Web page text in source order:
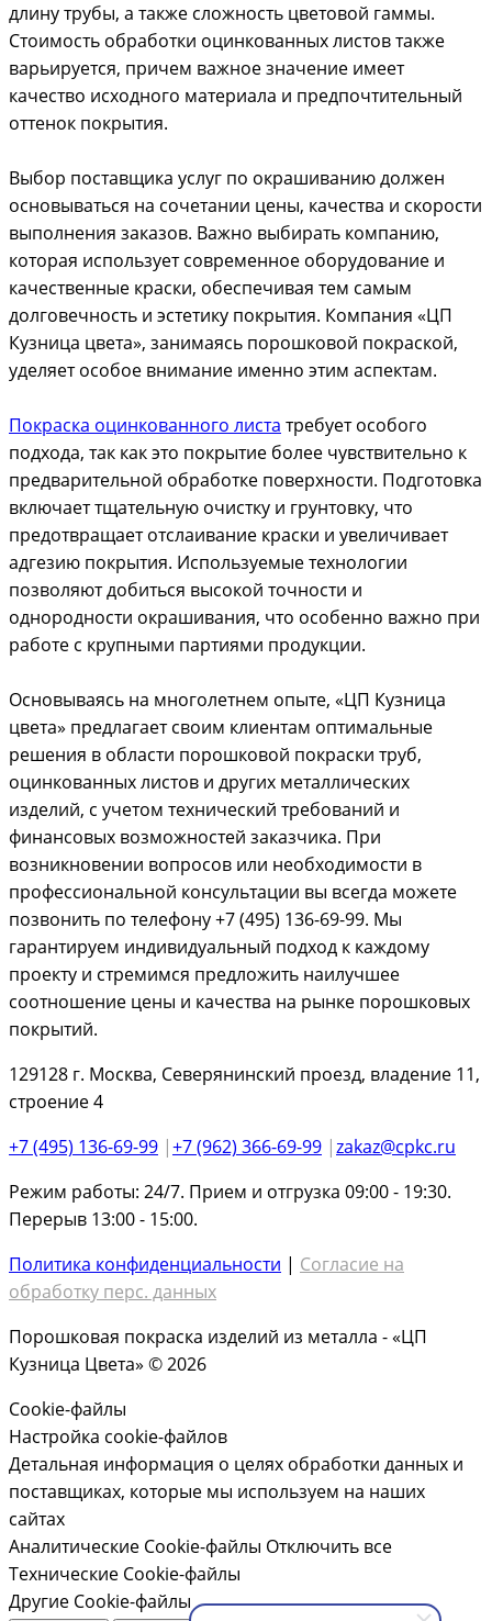
длину трубы, а также сложность цветовой гаммы.
Стоимость обработки оцинкованных листов также
варьируется, причем важное значение имеет
качество исходного материала и предпочтительный
оттенок покрытия.
Выбор поставщика услуг по окрашиванию должен
основываться на сочетании цены, качества и скорости
выполнения заказов. Важно выбирать компанию,
которая использует современное оборудование и
качественные краски, обеспечивая тем самым
долговечность и эстетику покрытия. Компания «ЦП
Кузница цвета», занимаясь порошковой покраской,
уделяет особое внимание именно этим аспектам.
Покраска оцинкованного листа требует особого
подхода, так как это покрытие более чувствительно к
предварительной обработке поверхности. Подготовка
включает тщательную очистку и грунтовку, что
предотвращает отслаивание краски и увеличивает
адгезию покрытия. Используемые технологии
позволяют добиться высокой точности и
однородности окрашивания, что особенно важно при
работе с крупными партиями продукции.
Основываясь на многолетнем опыте, «ЦП Кузница
цвета» предлагает своим клиентам оптимальные
решения в области порошковой покраски труб,
оцинкованных листов и других металлических
изделий, с учетом технический требований и
финансовых возможностей заказчика. При
возникновении вопросов или необходимости в
профессиональной консультации вы всегда можете
позвонить по телефону +7 (495) 136-69-99. Мы
гарантируем индивидуальный подход к каждому
проекту и стремимся предложить наилучшее
соотношение цены и качества на рынке порошковых
покрытий.
129128 г. Москва, Северянинский проезд, владение 11,
строение 4
+7 (495) 136-69-99 |+7 (962) 366-69-99 |zakaz@cpkc.ru
Режим работы: 24/7. Прием и отгрузка 09:00 - 19:30.
Перерыв 13:00 - 15:00.
Политика конфиденциальности | Согласие на
обработку перс. данных
Порошковая покраска изделий из металла - «ЦП
Кузница Цвета» © 2026
Cookie-файлы
Настройка cookie-файлов
Детальная информация о целях обработки данных и
поставщиках, которые мы используем на наших
сайтах
Аналитические Cookie-файлы Отключить все
Технические Cookie-файлы
Другие Cookie-файлы